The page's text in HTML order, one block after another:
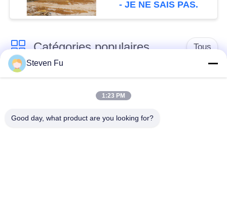
- JE NE SAIS PAS.
Catégories populaires Tous
entrepôt de structure
Atelier de structure
métallique
construction de
Fabrication de
Steven Fu
1:23 PM
Good day, what product are you looking for?